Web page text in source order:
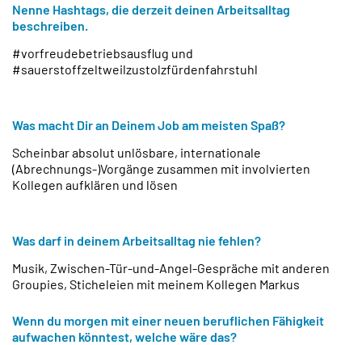
Nenne Hashtags, die derzeit deinen Arbeitsalltag
beschreiben.
#vorfreudebetriebsausflug und
#sauerstoffzeltweilzustolzfürdenfahrstuhl
Was macht Dir an Deinem Job am meisten Spaß?
Scheinbar absolut unlösbare, internationale
(Abrechnungs-)Vorgänge zusammen mit involvierten
Kollegen aufklären und lösen
Was darf in deinem Arbeitsalltag nie fehlen?
Musik, Zwischen-Tür-und-Angel-Gespräche mit anderen
Groupies, Sticheleien mit meinem Kollegen Markus
Wenn du morgen mit einer neuen beruflichen Fähigkeit
aufwachen könntest, welche wäre das?